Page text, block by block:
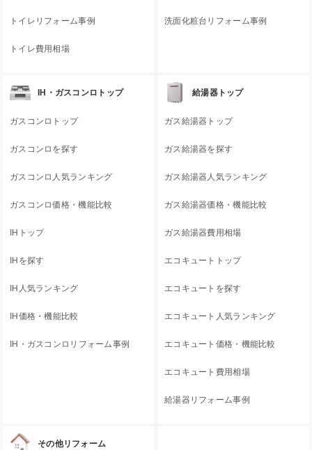
トイレリフォーム事例
トイレ費用相場
洗面化粧台リフォーム事例
IH・ガスコンロトップ
ガスコンロトップ
ガスコンロを探す
ガスコンロ人気ランキング
ガスコンロ価格・機能比較
IHトップ
IHを探す
IH人気ランキング
IH価格・機能比較
IH・ガスコンロリフォーム事例
給湯器トップ
ガス給湯器トップ
ガス給湯器を探す
ガス給湯器人気ランキング
ガス給湯器価格・機能比較
ガス給湯器費用相場
エコキュートトップ
エコキュートを探す
エコキュート人気ランキング
エコキュート価格・機能比較
エコキュート費用相場
給湯器リフォーム事例
その他リフォーム